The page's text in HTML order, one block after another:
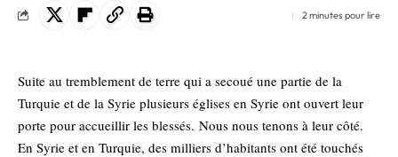
2 minutes pour lire
Suite au tremblement de terre qui a secoué une partie de la
Turquie et de la Syrie plusieurs églises en Syrie ont ouvert leur
porte pour accueillir les blessés. Nous nous tenons à leur côté.
En Syrie et en Turquie, des milliers d’habitants ont été touchés